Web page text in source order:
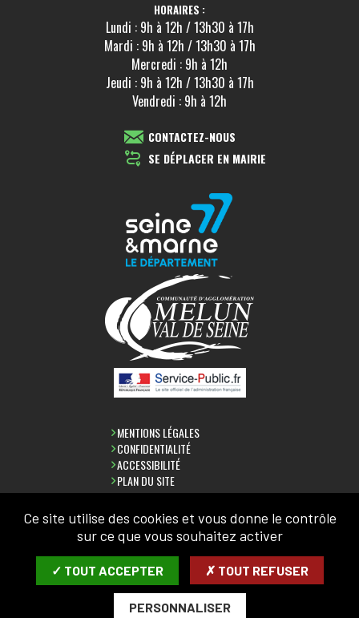
HORAIRES :
Lundi : 9h à 12h / 13h30 à 17h
Mardi : 9h à 12h / 13h30 à 17h
Mercredi : 9h à 12h
Jeudi : 9h à 12h / 13h30 à 17h
Vendredi : 9h à 12h
CONTACTEZ-NOUS
SE DÉPLACER EN MAIRIE
MENTIONS LÉGALES
CONFIDENTIALITÉ
ACCESSIBILITÉ
PLAN DU SITE
LETTRE D'INFORMATION
SAISIR VOTRE COURRIEL:
Ce site utilise des cookies et vous donne le contrôle
sur ce que vous souhaitez activer
✓ TOUT ACCEPTER ✗ TOUT REFUSER
PERSONNALISER